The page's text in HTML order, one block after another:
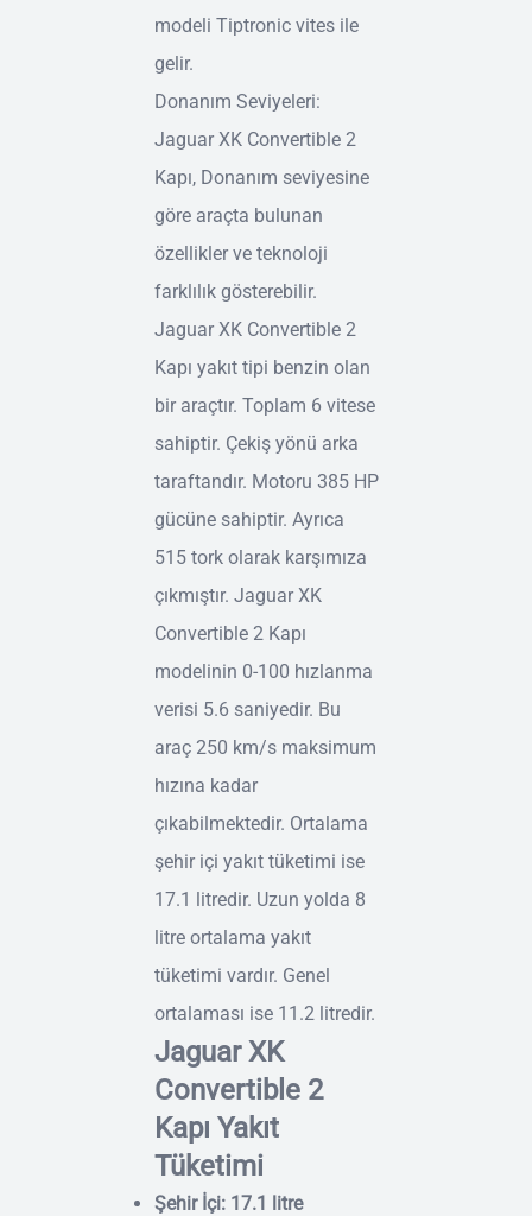
modeli Tiptronic vites ile
gelir.
Donanım Seviyeleri:
Jaguar XK Convertible 2
Kapı, Donanım seviyesine
göre araçta bulunan
özellikler ve teknoloji
farklılık gösterebilir.
Jaguar XK Convertible 2
Kapı yakıt tipi benzin olan
bir araçtır. Toplam 6 vitese
sahiptir. Çekiş yönü arka
taraftandır. Motoru 385 HP
gücüne sahiptir. Ayrıca
515 tork olarak karşımıza
çıkmıştır. Jaguar XK
Convertible 2 Kapı
modelinin 0-100 hızlanma
verisi 5.6 saniyedir. Bu
araç 250 km/s maksimum
hızına kadar
çıkabilmektedir. Ortalama
şehir içi yakıt tüketimi ise
17.1 litredir. Uzun yolda 8
litre ortalama yakıt
tüketimi vardır. Genel
ortalaması ise 11.2 litredir.
Jaguar XK
Convertible 2
Kapı Yakıt
Tüketimi
Şehir İçi: 17.1 litre